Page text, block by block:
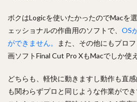
ボクはLogicを使いたかったのでMacを
ェッショナルの作曲用のソフトで、 OS
ができません。
また、その他にもプロ
画ソフトFinal Cut Pro XもMacでしか使
どちらも、軽快に動きますし動作も直
も関わらずプロと同じような作業ができ